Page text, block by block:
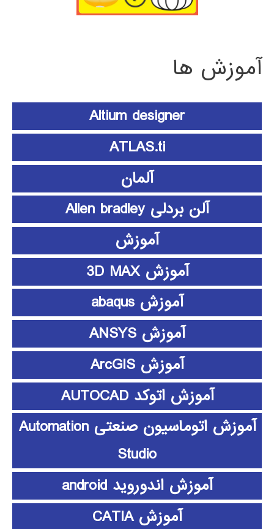
آموزش ها
Altium designer
ATLAS.ti
آلمان
آلن بردلی Allen bradley
آموزش
آموزش 3D MAX
آموزش abaqus
آموزش ANSYS
آموزش ArcGIS
آموزش اتوکد AUTOCAD
آموزش اتوماسیون صنعتی Automation
Studio
آموزش اندوروید android
آموزش CATIA